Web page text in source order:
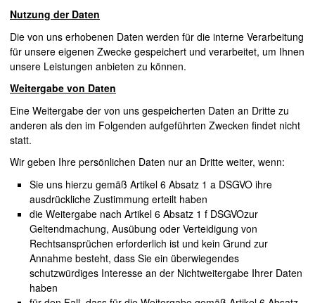
Nutzung der Daten
Die von uns erhobenen Daten werden für die interne Verarbeitung
für unsere eigenen Zwecke gespeichert und verarbeitet, um Ihnen
unsere Leistungen anbieten zu können.
Weitergabe von Daten
Eine Weitergabe der von uns gespeicherten Daten an Dritte zu
anderen als den im Folgenden aufgeführten Zwecken findet nicht
statt.
Wir geben Ihre persönlichen Daten nur an Dritte weiter, wenn:
Sie uns hierzu gemäß Artikel 6 Absatz 1 a DSGVO ihre
ausdrückliche Zustimmung erteilt haben
die Weitergabe nach Artikel 6 Absatz 1 f DSGVOzur
Geltendmachung, Ausübung oder Verteidigung von
Rechtsansprüchen erforderlich ist und kein Grund zur
Annahme besteht, dass Sie ein überwiegendes
schutzwürdiges Interesse an der Nichtweitergabe Ihrer Daten
haben